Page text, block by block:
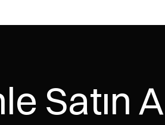
bir malzemeydi, öyle ki çoğunun
Satın